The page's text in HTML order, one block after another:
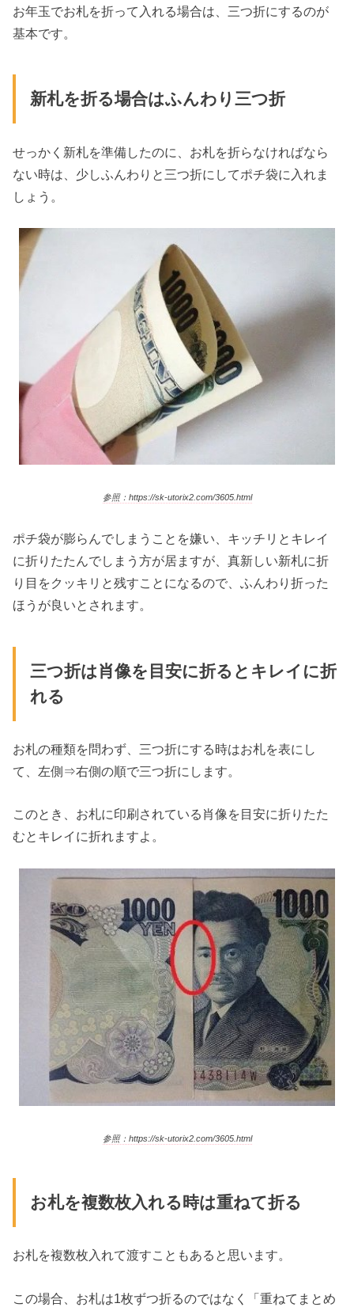
お年玉でお札を折って入れる場合は、三つ折にするのが
基本です。
新札を折る場合はふんわり三つ折
せっかく新札を準備したのに、お札を折らなければなら
ない時は、少しふんわりと三つ折にしてポチ袋に入れま
しょう。
参照：https://sk-utorix2.com/3605.html
ポチ袋が膨らんでしまうことを嫌い、キッチリとキレイ
に折りたたんでしまう方が居ますが、真新しい新札に折
り目をクッキリと残すことになるので、ふんわり折った
ほうが良いとされます。
三つ折は肖像を目安に折るとキレイに折
れる
お札の種類を問わず、三つ折にする時はお札を表にし
て、左側⇒右側の順で三つ折にします。
このとき、お札に印刷されている肖像を目安に折りたた
むとキレイに折れますよ。
参照：https://sk-utorix2.com/3605.html
お札を複数枚入れる時は重ねて折る
お札を複数枚入れて渡すこともあると思います。
この場合、お札は1枚ずつ折るのではなく「重ねてまとめ